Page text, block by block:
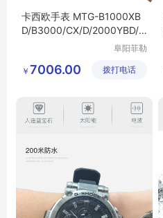
卡西欧手表 MTG-B1000XB
D/B3000/CX/D/2000YBD/X
阜阳菲勒
公司
￥ 7006.00 拨打电话